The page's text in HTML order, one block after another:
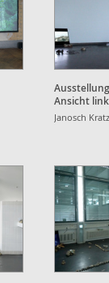
Ansicht
Janosch Kratz